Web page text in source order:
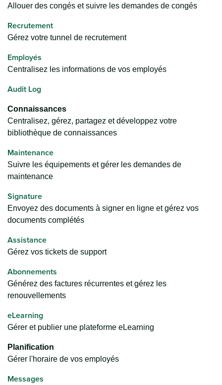
Allouer des congés et suivre les demandes de congés
Recrutement
Gérez votre tunnel de recrutement
Employés
Centralisez les informations de vos employés
Audit Log
Connaissances
Centralisez, gérez, partagez et développez votre
bibliothèque de connaissances
Maintenance
Suivre les équipements et gérer les demandes de
maintenance
Signature
Envoyez des documents à signer en ligne et gérez vos
documents complétés
Assistance
Gérez vos tickets de support
Abonnements
Générez des factures récurrentes et gérez les
renouvellements
eLearning
Gérer et publier une plateforme eLearning
Planification
Gérer l'horaire de vos employés
Messages